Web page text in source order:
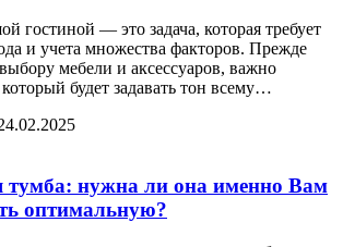
гостиной — это задача, которая требует
и учета множества факторов. Прежде
мебели и аксессуаров, важно
будет задавать тон всему…
тумба: нужна ли она именно Вам
оптимальную?